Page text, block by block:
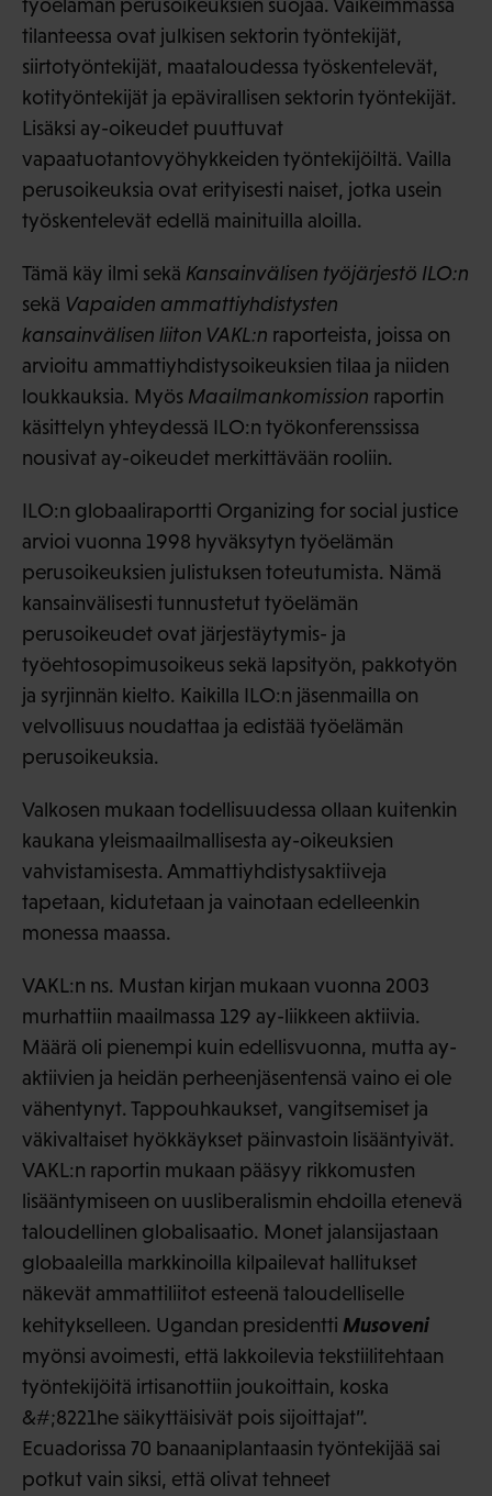
työelämän perusoikeuksien suojaa. Vaikeimmassa
tilanteessa ovat julkisen sektorin työntekijät,
siirtotyöntekijät, maataloudessa työskentelevät,
kotityöntekijät ja epävirallisen sektorin työntekijät.
Lisäksi ay-oikeudet puuttuvat
vapaatuotantovyöhykkeiden työntekijöiltä. Vailla
perusoikeuksia ovat erityisesti naiset, jotka usein
työskentelevät edellä mainituilla aloilla.
Tämä käy ilmi sekä Kansainvälisen työjärjestö ILO:n
sekä Vapaiden ammattiyhdistysten
kansainvälisen liiton VAKL:n raporteista, joissa on
arvioitu ammattiyhdistysoikeuksien tilaa ja niiden
loukkauksia. Myös Maailmankomission raportin
käsittelyn yhteydessä ILO:n työkonferenssissa
nousivat ay-oikeudet merkittävään rooliin.
ILO:n globaaliraportti Organizing for social justice
arvioi vuonna 1998 hyväksytyn työelämän
perusoikeuksien julistuksen toteutumista. Nämä
kansainvälisesti tunnustetut työelämän
perusoikeudet ovat järjestäytymis- ja
työehtosopimusoikeus sekä lapsityön, pakkotyön
ja syrjinnän kielto. Kaikilla ILO:n jäsenmailla on
velvollisuus noudattaa ja edistää työelämän
perusoikeuksia.
Valkosen mukaan todellisuudessa ollaan kuitenkin
kaukana yleismaailmallisesta ay-oikeuksien
vahvistamisesta. Ammattiyhdistysaktiiveja
tapetaan, kidutetaan ja vainotaan edelleenkin
monessa maassa.
VAKL:n ns. Mustan kirjan mukaan vuonna 2003
murhattiin maailmassa 129 ay-liikkeen aktiivia.
Määrä oli pienempi kuin edellisvuonna, mutta ay-
aktiivien ja heidän perheenjäsentensä vaino ei ole
vähentynyt. Tappouhkaukset, vangitsemiset ja
väkivaltaiset hyökkäykset päinvastoin lisääntyivät.
VAKL:n raportin mukaan pääsyy rikkomusten
lisääntymiseen on uusliberalismin ehdoilla etenevä
taloudellinen globalisaatio. Monet jalansijastaan
globaaleilla markkinoilla kilpailevat hallitukset
näkevät ammattiliitot esteenä taloudelliselle
kehitykselleen. Ugandan presidentti Musoveni
myönsi avoimesti, että lakkoilevia tekstiilitehtaan
työntekijöitä irtisanottiin joukoittain, koska
&#;8221he säikyttäisivät pois sijoittajat”.
Ecuadorissa 70 banaaniplantaasin työntekijää sai
potkut vain siksi, että olivat tehneet